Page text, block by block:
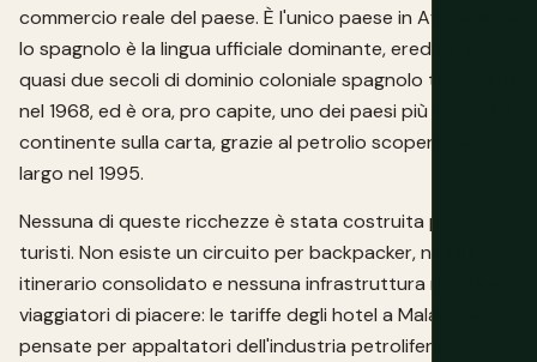
commercio reale del paese. È l'unico paese in Africa dove
lo spagnolo è la lingua ufficiale dominante, eredità di
quasi due secoli di dominio coloniale spagnolo terminato
nel 1968, ed è ora, pro capite, uno dei paesi più ricchi del
continente sulla carta, grazie al petrolio scoperto al
largo nel 1995.
Nessuna di queste ricchezze è stata costruita per i
turisti. Non esiste un circuito per backpacker, nessun
itinerario consolidato e nessuna infrastruttura rivolta ai
viaggiatori di piacere: le tariffe degli hotel a Malabo sono
pensate per appaltatori dell'industria petrolifera e